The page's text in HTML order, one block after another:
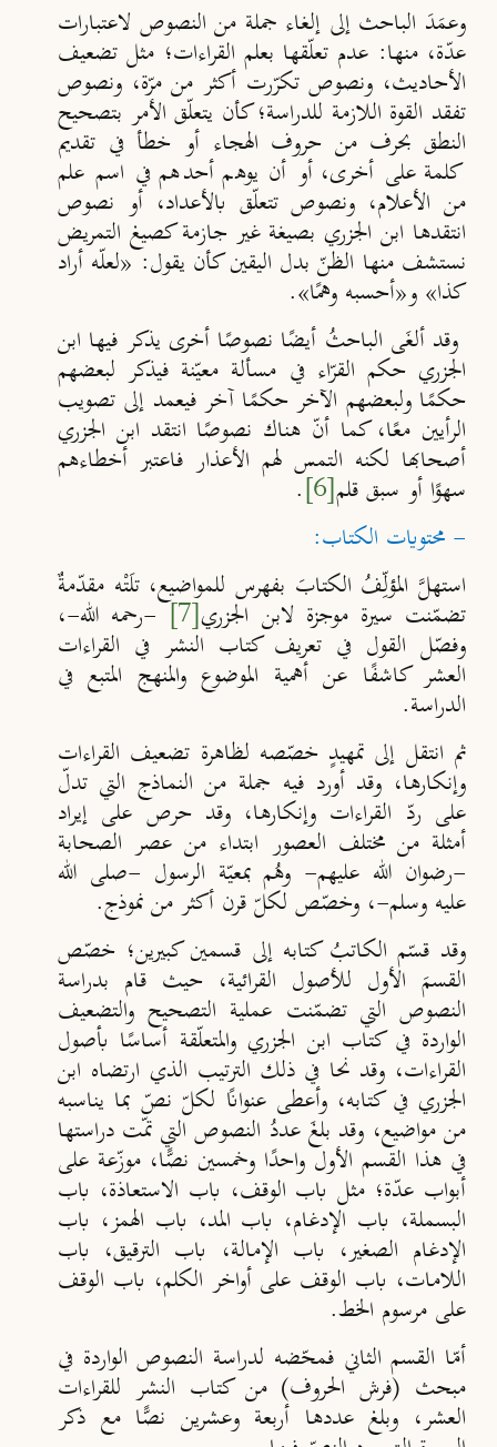
وعمَدَ الباحث إلى إلغاء جملة من النصوص لاعتبارات
عدّة، منها: عدم تعلّقها بعلم القراءات؛ مثل تضعيف
الأحاديث، ونصوص تكرّرت أكثر من مرّة، ونصوص
تفقد القوة اللازمة للدراسة؛ كأن يتعلّق الأمر بتصحيح
النطق بحرف من حروف الهجاء أو خطأ في تقديم
كلمة على أخرى، أو أن يوهم أحدهم في اسم علم
من الأعلام، ونصوص تتعلّق بالأعداد، أو نصوص
انتقدها ابن الجزري بصيغة غير جازمة كصيغ التمريض
نستشف منها الظنّ بدل اليقين كأن يقول: «لعلّه أراد
كذا» و«أحسبه وهمًا».
وقد ألغَى الباحثُ أيضًا نصوصًا أخرى يذكر فيها ابن
الجزري حكم القرّاء في مسألة معينة فيذكر لبعضهم
حكما ولبعضهم الآخر حكما آخر فيعمد إلى تصويب
الرأيين معا، كما أن هناك نصوصًا انتقد ابن الجزري
أصحابها لكنه التمس لهم الأعذار فاعتبر أخطاءهم
سهوًا أو سبق قلم[6]
.
- محتويات الكتاب:
استهلَّ المؤلِّفُ الكتابَ بفهرس للمواضيع، تلَتْه مقدّمةٌ
تضمّنت سيرة موجزة لابن الجزري[7] -رحمه الله-،
وفصّل القول في تعريف كتاب النشر في القراءات
العشر كاشفًا عن أهمية الموضوع والمنهج المتبع في
الدراسة.
ثم انتقل إلى تمهيدٍ خصّصه لظاهرة تضعيف القراءات
وإنكارها، وقد أورد فيه جملة من النماذج التي تدلّ
على ردّ القراءات وإنكارها، وقد حرص على إيراد
أمثلة من مختلف العصور ابتداء من عصر الصحابة
-رضوان الله عليهم- وهُم بمعيّة الرسول -صلى الله
عليه وسلم-، وخصّص لكلّ قرن أكثر من نموذج.
وقد قسّم الكاتبُ كتابه إلى قسمين كبيرين؛ خصّص
القسمَ الأول للأصول القرائية، حيث قام بدراسة
النصوص التي تضمّنت عملية التصحيح والتضعيف
الواردة في كتاب ابن الجزري والمتعلّقة أساسًا بأصول
القراءات، وقد نحا في ذلك الترتيب الذي ارتضاه ابن
الجزري في كتابه، وأعطى عنوان ا لكلّ نصّ بما يناسبه
من مواضيع، وقد بلغَ عددُ النصوص التي تمّت دراستها
في هذا القسم الأول واحدا وخمسين نصا، موزّعة على
أبواب عدّة؛ مثل باب الوقف، باب الاستعاذة، باب
البسملة، باب الإدغام، باب المد، باب الهمز، باب
الإدغام الصغير، باب الإمالة، باب الترقيق، باب
اللامات، باب الوقف على أواخر الكلم، باب الوقف
على مرسوم الخط.
أمّا القسم الثاني فمحّضه لدراسة النصوص الواردة في
مبحث (فرش الحروف) من كتاب النشر للقراءات
العشر، وبلغ عددها أربعة وعشرين نصًّا مع ذكر